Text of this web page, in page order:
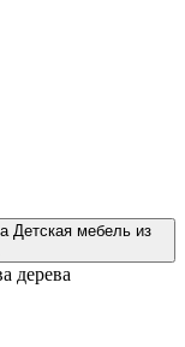
Детская мебель из